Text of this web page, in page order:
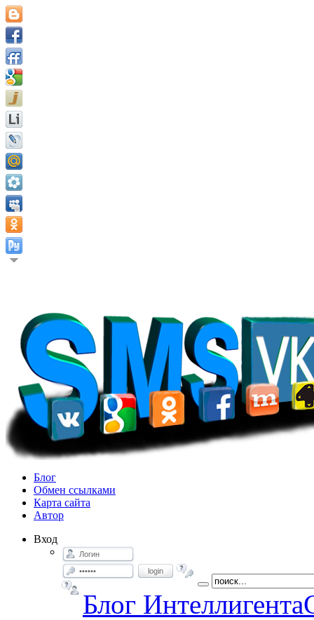
Блог
Обмен ссылками
Карта сайта
Автор
Вход
login
Блог Интеллигента